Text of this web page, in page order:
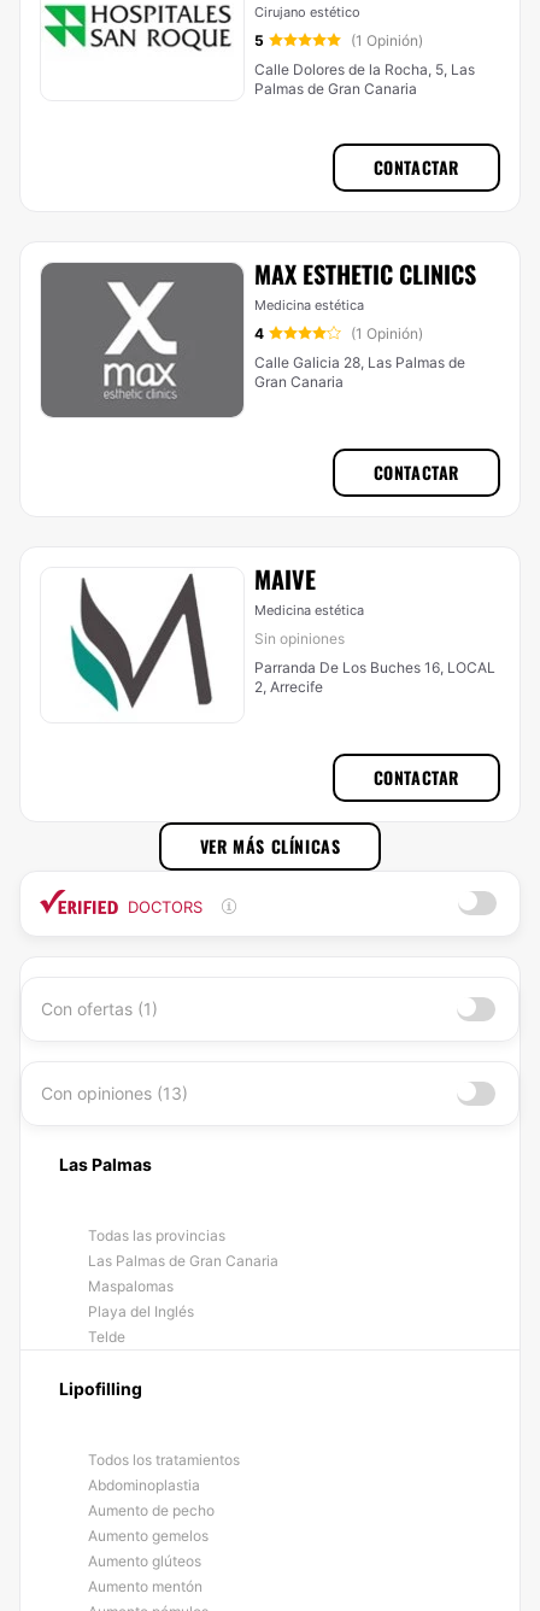
Cirujano estético
5
(1 Opinión)
Calle Dolores de la Rocha, 5, Las
Palmas de Gran Canaria
CONTACTAR
MAX ESTHETIC CLINICS
Medicina estética
4
(1 Opinión)
Calle Galicia 28, Las Palmas de
Gran Canaria
CONTACTAR
MAIVE
Medicina estética
Sin opiniones
Parranda De Los Buches 16, LOCAL
2, Arrecife
CONTACTAR
VER MÁS CLÍNICAS
DOCTORS
Con ofertas (1)
Con opiniones (13)
Las Palmas
Todas las provincias
Las Palmas de Gran Canaria
Maspalomas
Playa del Inglés
Telde
Lipofilling
Todos los tratamientos
Abdominoplastia
Aumento de pecho
Aumento gemelos
Aumento glúteos
Aumento mentón